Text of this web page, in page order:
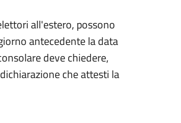
all'estero, possono
antecedente la data
deve chiedere,
che attesti la